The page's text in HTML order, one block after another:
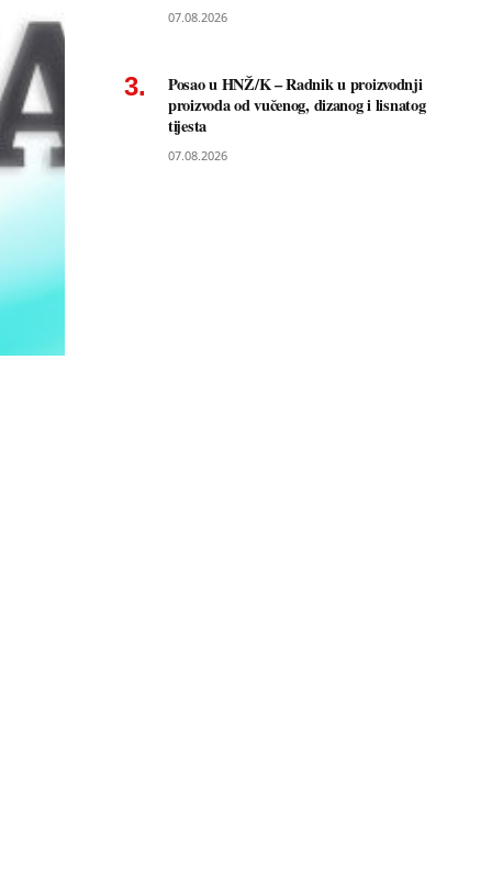
07.08.2026
Posao u HNŽ/K – Radnik u proizvodnji
proizvoda od vučenog, dizanog i lisnatog
tijesta
07.08.2026